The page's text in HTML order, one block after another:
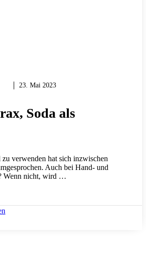
23. Mai 2023
Soda als
verwenden hat sich inzwischen
Auch bei Hand- und
Wenn nicht, wird …